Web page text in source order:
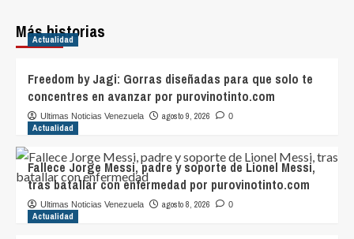
Más historias
Actualidad
Freedom by Jagi: Gorras diseñadas para que solo te
concentres en avanzar por purovinotinto.com
Ultimas Noticias Venezuela agosto 9, 2026 0
Actualidad
Fallece Jorge Messi, padre y soporte de Lionel Messi,
tras batallar con enfermedad por purovinotinto.com
Ultimas Noticias Venezuela agosto 8, 2026 0
Actualidad